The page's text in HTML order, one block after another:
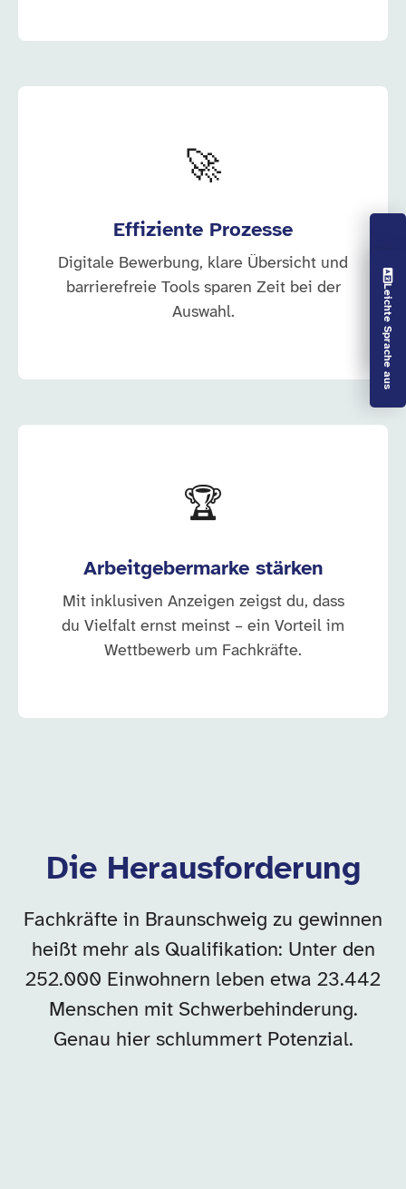
Vorlesen aus
Leichte Sprache aus
🚀
Effiziente Prozesse
Digitale Bewerbung, klare Übersicht und
barrierefreie Tools sparen Zeit bei der
Auswahl.
🏆
Arbeitgebermarke stärken
Mit inklusiven Anzeigen zeigst du, dass
du Vielfalt ernst meinst – ein Vorteil im
Wettbewerb um Fachkräfte.
Die Herausforderung
Fachkräfte in Braunschweig zu gewinnen
heißt mehr als Qualifikation: Unter den
252.000 Einwohnern leben etwa 23.442
Menschen mit Schwerbehinderung.
Genau hier schlummert Potenzial.